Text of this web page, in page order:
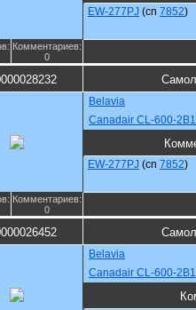
EW-277PJ (cn 7852)
Комментариев:
0
Belavia
Canadair CL-600-
EW-277PJ (cn 7852)
Комментариев:
0
Belavia
Canadair CL-600-